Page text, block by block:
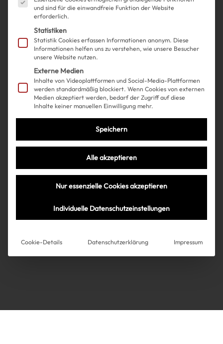
Über uns Kooperationen
AGB
Daunenjacke des Internets und
du shoppst sie am besten JETZT
Über uns
Kooperationen
Instagram
Très Click
Impressum
AGB
und sind für die einwandfreie Funktion der Website
erforderlich.
Statistiken
Statistik Cookies erfassen Informationen anonym. Diese
Informationen helfen uns zu verstehen, wie unsere Besucher
unsere Website nutzen.
Externe Medien
Inhalte von Videoplattformen und Social-Media-Plattformen
werden standardmäßig blockiert. Wenn Cookies von externen
Medien akzeptiert werden, bedarf der Zugriff auf diese
Inhalte keiner manuellen Einwilligung mehr.
Speichern
Alle akzeptieren
Nur essenzielle Cookies akzeptieren
Individuelle Datenschutzeinstellungen
Cookie-Details Datenschutzerklärung Impressum